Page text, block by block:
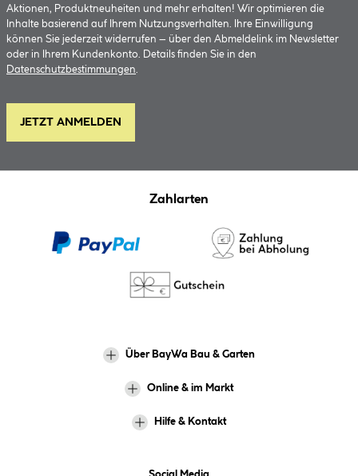
Aktionen, Produktneuheiten und mehr erhalten! Wir optimieren die
Inhalte basierend auf Ihrem Nutzungsverhalten. Ihre Einwilligung
können Sie jederzeit widerrufen – über den Abmeldelink im Newsletter
oder in Ihrem Kundenkonto. Details finden Sie in den
Datenschutzbestimmungen.
JETZT ANMELDEN
Zahlarten
Über BayWa Bau & Garten
Online & im Markt
Hilfe & Kontakt